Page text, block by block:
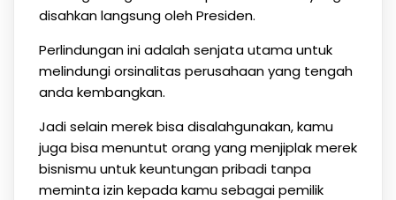
disahkan langsung oleh Presiden.
Perlindungan ini adalah senjata utama untuk
melindungi orsinalitas perusahaan yang tengah
anda kembangkan.
Jadi selain merek bisa disalahgunakan, kamu
juga bisa menuntut orang yang menjiplak merek
bisnismu untuk keuntungan pribadi tanpa
meminta izin kepada kamu sebagai pemilik